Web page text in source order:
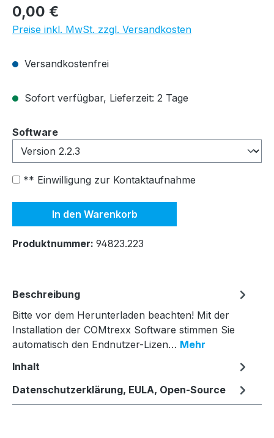
Regulärer Preis:
0,00 €
Preise inkl. MwSt. zzgl. Versandkosten
Versandkostenfrei
Sofort verfügbar, Lieferzeit: 2 Tage
Softwareauswählen
** Einwilligung zur Kontaktaufnahme
In den Warenkorb
Produktnummer: 94823.223
Beschreibung
Bitte vor dem Herunterladen beachten! Mit der
Installation der COMtrexx Software stimmen Sie
automatisch den Endnutzer-Lizen… Mehr
Inhalt
Datenschutzerklärung, EULA, Open-Source